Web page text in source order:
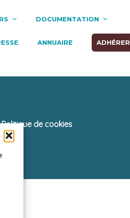
DOCUMENTATION
ANNUAIRE ADHÉRER
Politique de cookies